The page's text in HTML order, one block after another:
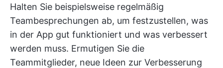
Halten Sie beispielsweise regelmäßig
Teambesprechungen ab, um festzustellen, was
in der App gut funktioniert und was verbessert
werden muss. Ermutigen Sie die
Teammitglieder, neue Ideen zur Verbesserung